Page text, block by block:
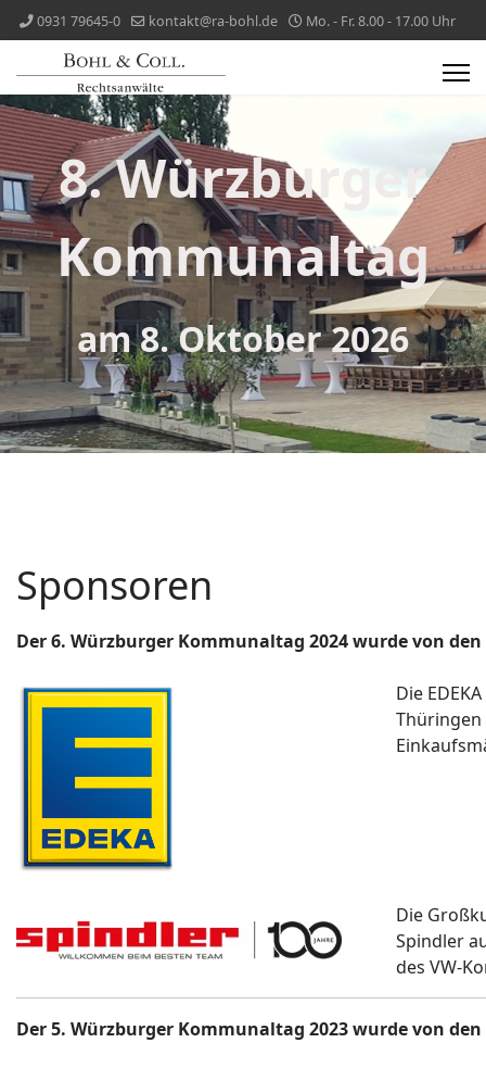
0931 79645-0 kontakt@ra-bohl.de Mo. - Fr. 8.00 - 17.00 Uhr
8. Würzburger
Kommunaltag
am 8. Oktober 2026
Sponsoren
Der 6. Würzburger Kommunaltag 2024 wurde von
Die
Die
Spindler
des VW-
Der 5. Würzburger Kommunaltag 2023 wurde von